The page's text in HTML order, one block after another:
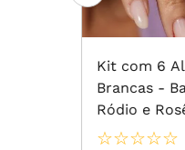
Kit com 6
Brancas -
Ródio e
☆☆☆☆☆